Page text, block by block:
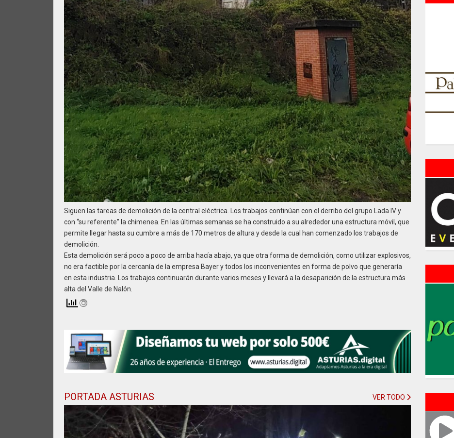
Siguen las tareas de demolición de la central eléctrica. Los trabajos continúan con el derribo del grupo Lada IV y
con “su referente” la chimenea. En las últimas semanas se ha construido a su alrededor una estructura móvil, que
permite llegar hasta su cumbre a más de 170 metros de altura y desde la cual han comenzado los trabajos de
demolición.
Esta demolición será poco a poco de arriba hacía abajo, ya que otra forma de demolición, como utilizar explosivos,
no era factible por la cercanía de la empresa Bayer y todos los inconvenientes en forma de polvo que generaría
en esta industria. Los trabajos continuarán durante varios meses y llevará a la desaparición de la estructura más
alta del Valle de Nalón.
PORTADA ASTURIAS VER TODO